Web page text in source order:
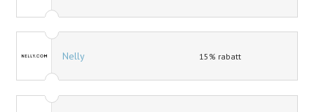
Nelly 15% rabatt